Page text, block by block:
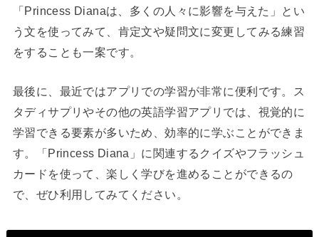
「Princess Dianaは、多くの人々に影響を与えた」とい
う文を使ってみて、肯定文や疑問文に変更してみる練習
をすることも一案です。
最後に、最近ではアプリでの学習が非常に便利です。ス
タディサプリやその他の英語学習アプリでは、視覚的に
学習できる要素が多いため、効率的に学ぶことができま
す。「Princess Diana」に関連するクイズやフラッシュ
カードを使って、楽しく学びを進めることができるの
で、ぜひ利用してみてください。